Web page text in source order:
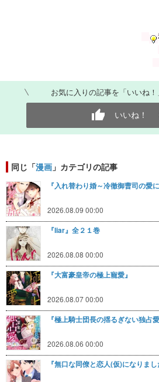
お気に入りの記事を「いいね
いいね！
同じ「漫画 」カテゴリの記事
『入れ替わり婚～冷徹御曹司の愛
2026.08.09 00:00
『liar』全２１巻
2026.08.08 00:00
『大富豪皇帝の極上寵愛』
2026.08.07 00:00
『極上騎士団長の揺るぎない独占
2026.08.06 00:00
『無口な同僚と恋人(仮)になりまし